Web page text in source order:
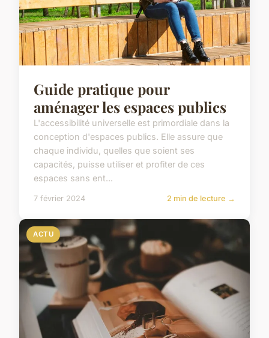
Guide pratique pour
aménager les espaces publics
L'accessibilité universelle est primordiale dans la
conception d'espaces publics. Elle assure que
chaque individu, quelles que soient ses
capacités, puisse utiliser et profiter de ces
espaces sans ent...
7 février 2024 2 min de lecture →
ACTU